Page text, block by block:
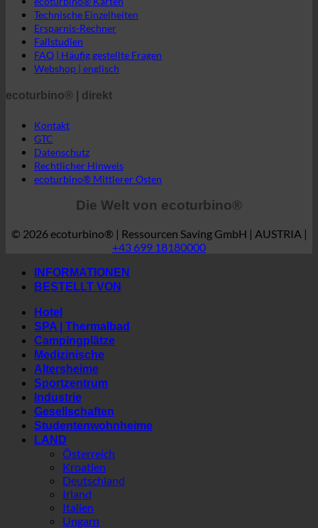
Ersparnis-Rechner
Fallstudien
FAQ | Häufig gestellte Fragen
Webshop | englisch
ecoturbino® | direkt
Datenschutz
Rechtlicher Hinweis
ecoturbino® Mittlerer Osten
Die Welt von ecoturbino®
© 2026 ecoturbino® | Ressourcen Saving GmbH | AUSTRIA |
INFORMATIONEN
BESTELLT VON
Hotel
SPA | Thermalbad
Campingplätze
Medizinische
Altersheime
Sportzentrum
Industrie
Gesellschaften
Studentenwohnheime
LAND
Österreich
Kroatien
Deutschland
Irland
Italien
Ungarn
Luxemburg